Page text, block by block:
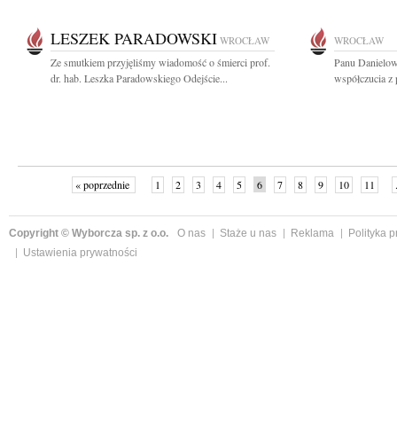
LESZEK PARADOWSKI WROCŁAW
Ze smutkiem przyjęliśmy wiadomość o śmierci prof.
dr. hab. Leszka Paradowskiego Odejście...
WROCŁAW
Panu
współczucia
« poprzednie 1 2 3 4 5 6 7 8 9 10 11
Copyright © Wyborcza sp. z o.o. O nas Staże u nas Reklama
Polityka
Ustawienia prywatności